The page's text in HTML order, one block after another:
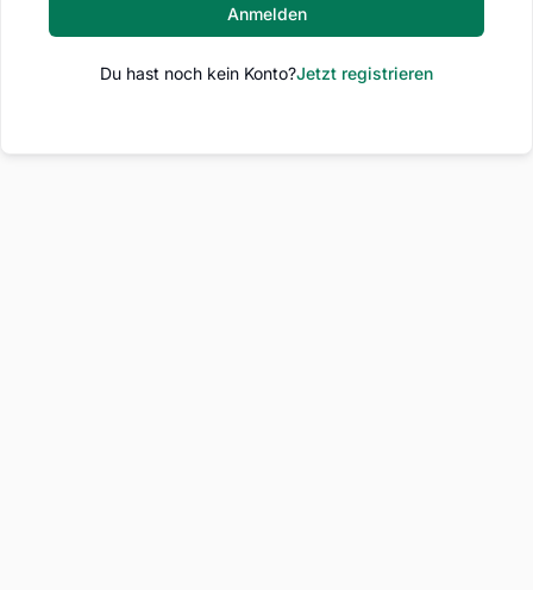
Anmelden
Du hast noch kein Konto?Jetzt registrieren